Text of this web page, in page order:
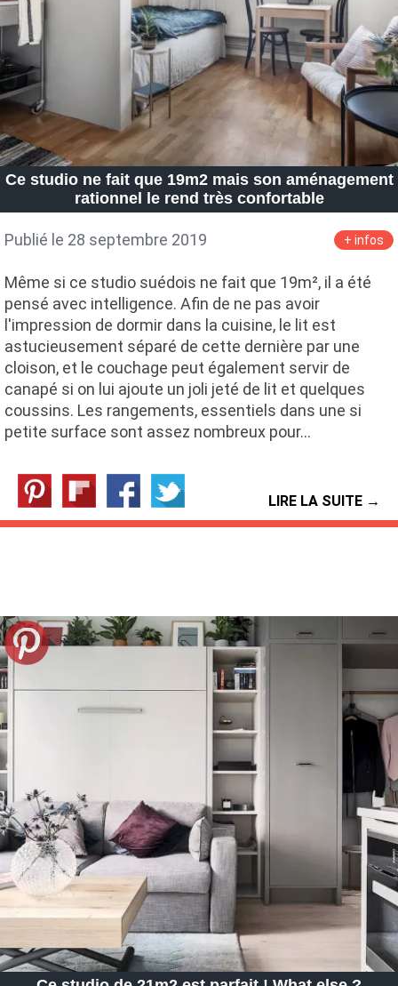
Ce studio ne fait que 19m2 mais son aménagement
rationnel le rend très confortable
Publié le 28 septembre 2019 + infos
Même si ce studio suédois ne fait que 19m², il a été
pensé avec intelligence. Afin de ne pas avoir
l'impression de dormir dans la cuisine, le lit est
astucieusement séparé de cette dernière par une
cloison, et le couchage peut également servir de
canapé si on lui ajoute un joli jeté de lit et quelques
coussins. Les rangements, essentiels dans une si
petite surface sont assez nombreux pour…
LIRE LA SUITE →